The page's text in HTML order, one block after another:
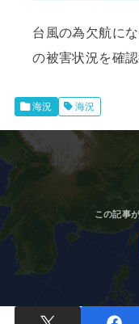
台風の為欠航に
の被害状況を確
海況 海況